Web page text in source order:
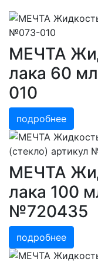
МЕЧТА
лака 60
010
подробнее
МЕЧТА
лака 100
№720435
подробнее